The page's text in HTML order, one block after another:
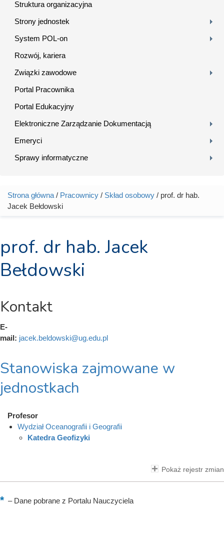
Struktura organizacyjna
Strony jednostek
System POL-on
Rozwój, kariera
Związki zawodowe
Portal Pracownika
Portal Edukacyjny
Elektroniczne Zarządzanie Dokumentacją
Emeryci
Sprawy informatyczne
Jesteś tutaj
Strona główna / Pracownicy / Skład osobowy / prof. dr hab.
Jacek Bełdowski
prof. dr hab. Jacek
Bełdowski
Kontakt
E-
mail: jacek.beldowski@ug.edu.pl
Stanowiska zajmowane w
jednostkach
Profesor
Wydział Oceanografii i Geografii
Katedra Geofizyki
Pokaż rejestr zmian
–Dane pobrane z Portalu Nauczyciela